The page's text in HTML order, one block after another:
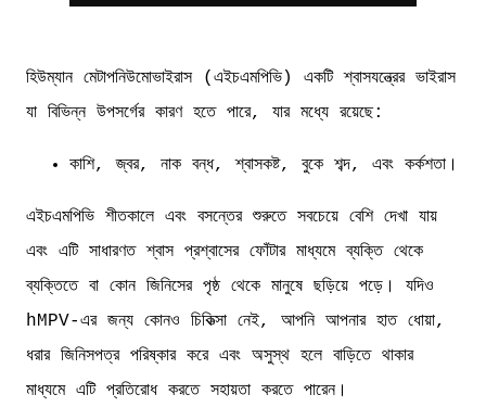
হিউম্যান মেটাপনিউমোভাইরাস (এইচএমপিভি) একটি শ্বাসযন্ত্রের ভাইরাস
যা বিভিন্ন উপসর্গের কারণ হতে পারে, যার মধ্যে রয়েছে:
কাশি, জ্বর, নাক বন্ধ, শ্বাসকষ্ট, বুকে শব্দ, এবং কর্কশতা।
এইচএমপিভি শীতকালে এবং বসন্তের শুরুতে সবচেয়ে বেশি দেখা যায়
এবং এটি সাধারণত শ্বাস প্রশ্বাসের ফোঁটার মাধ্যমে ব্যক্তি থেকে
ব্যক্তিতে বা কোন জিনিসের পৃষ্ঠ থেকে মানুষে ছড়িয়ে পড়ে। যদিও
hMPV-এর জন্য কোনও চিকিত্সা নেই, আপনি আপনার হাত ধোয়া,
ধরার জিনিসপত্র পরিষ্কার করে এবং অসুস্থ হলে বাড়িতে থাকার
মাধ্যমে এটি প্রতিরোধ করতে সহায়তা করতে পারেন।